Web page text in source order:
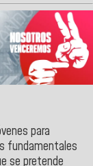
para
fundamentales
se pretende